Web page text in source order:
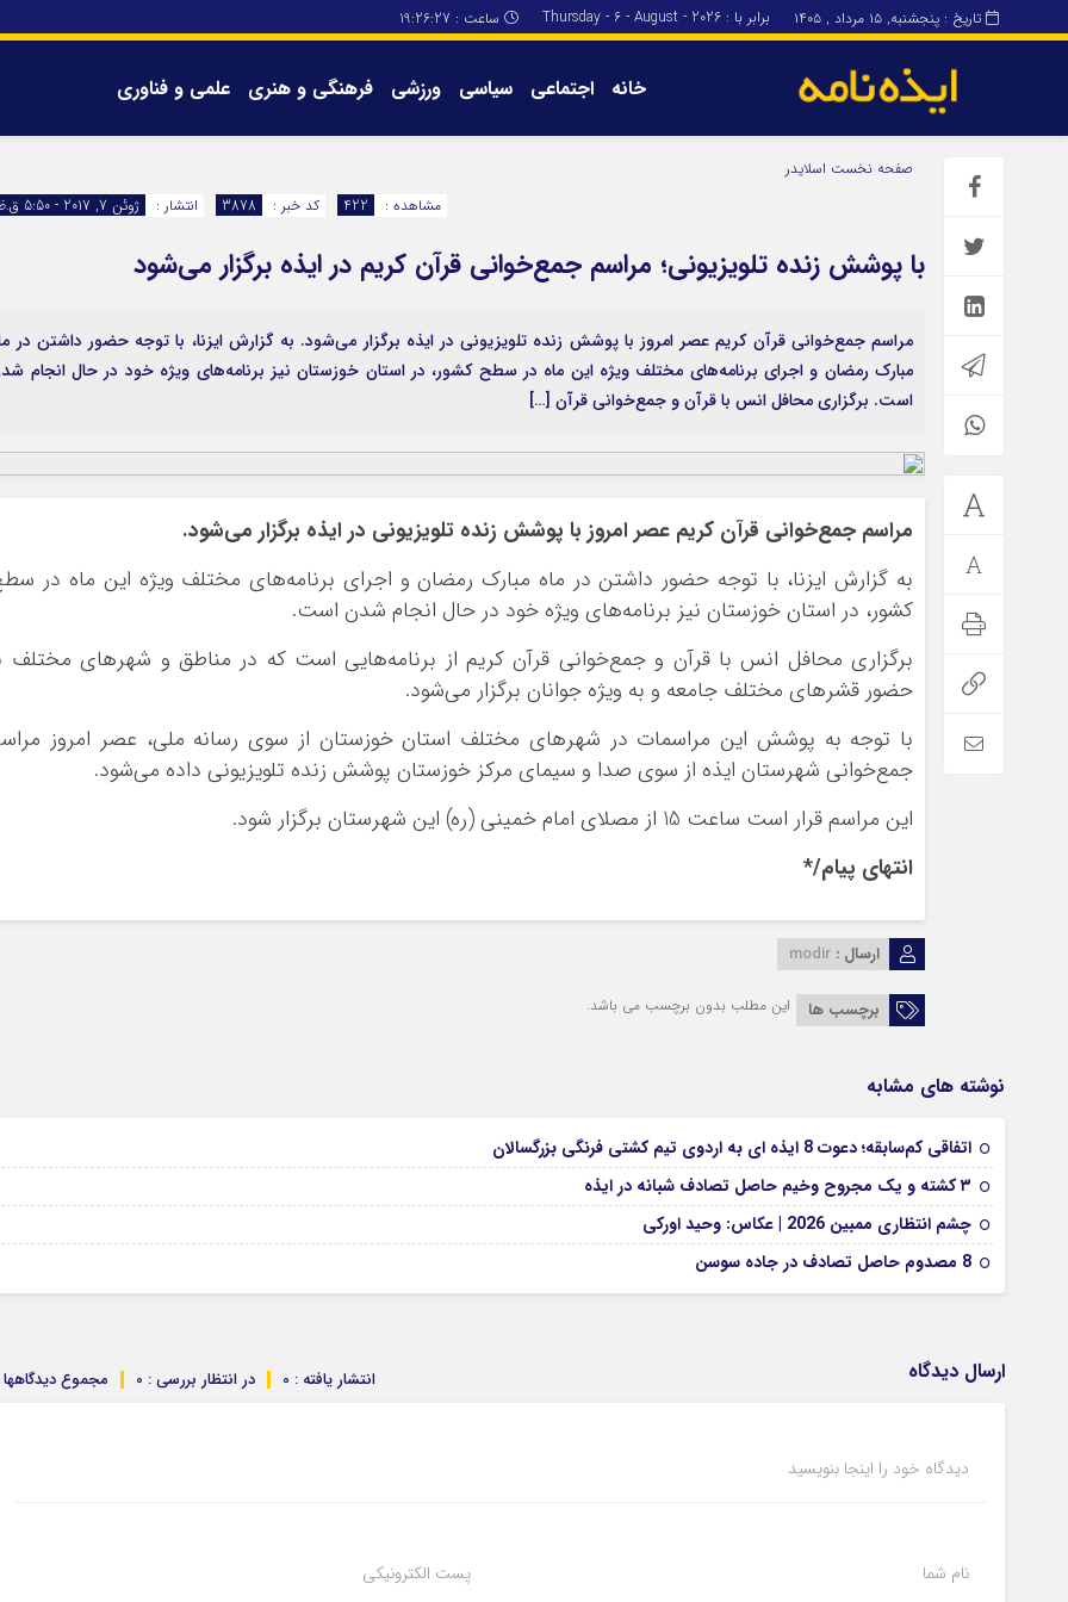
تاریخ : پنجشنبه, ۱۵ مرداد , ۱۴۰۵ برابر با : Thursday - 6 - August - 2026 ساعت : 19:26:28
خانه اجتماعی سیاسی ورزشی فرهنگی و هنری علمی و فناوری
برگه نمونهصفحه نخست اسلایدر
انتشار :
ژوئن 7, 2017 - 5:50 ق.ظ کد خبر : 3878 مشاهده : 422
با پوشش زنده تلویزیونی؛ مراسم جمع‌خوانی قرآن کریم در ایذه برگزار می‌شود
مراسم جمع‌خوانی قرآن کریم عصر امروز با پوشش زنده تلویزیونی در ایذه برگزار می‌شود. به گزارش ایزنا، با توجه حضور داشتن در
مبارک رمضان و اجرای برنامه‌های مختلف ویژه این ماه در سطح کشور، در استان خوزستان نیز برنامه‌های ویژه خود در حال انجام
است. برگزاری محافل انس با قرآن و جمع‌خوانی قرآن […]
مراسم جمع‌خوانی قرآن کریم عصر امروز با پوشش زنده تلویزیونی در ایذه برگزار می‌شود.
به گزارش ایزنا، با توجه حضور داشتن در ماه مبارک رمضان و اجرای برنامه‌های مختلف ویژه این ماه در
کشور، در استان خوزستان نیز برنامه‌های ویژه خود در حال انجام شدن است.
برگزاری محافل انس با قرآن و جمع‌خوانی قرآن کریم از برنامه‌هایی است که در مناطق و شهرهای مختلف
حضور قشرهای مختلف جامعه و به ویژه جوانان برگزار می‌شود.
با توجه به پوشش این مراسمات در شهرهای مختلف استان خوزستان از سوی رسانه ملی، عصر امروز
جمع‌خوانی شهرستان ایذه از سوی صدا و سیمای مرکز خوزستان پوشش زنده تلویزیونی داده می‌شود.
این مراسم قرار است ساعت 15 از مصلای امام خمینی (ره) این شهرستان برگزار شود.
انتهای پیام/*
ارسال : modir
برچسب ها این مطلب بدون برچسب می باشد.
نوشته های مشابه
اتفاقی کم‌سابقه؛ دعوت 8 ایذه ای به اردوی تیم کشتی فرنگی بزرگسالان
۳ کشته و یک مجروح وخیم حاصل تصادف شبانه در ایذه
چشم انتظاری ممبین 2026 | عکاس: وحید اورکی
8 مصدوم حاصل تصادف در جاده سوسن
ارسال دیدگاه مجموع دیدگاهها : در انتظار بررسی : 0 انتشار یافته : 0
دیدگاه خود را اینجا بنویسید
نام شما پست الکترونیکی